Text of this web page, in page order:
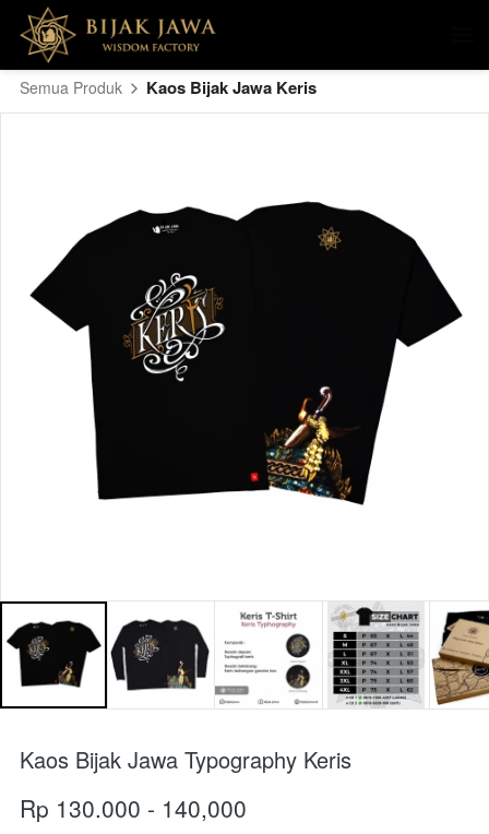
Semua Produk Kaos Bijak Jawa Keris
Kaos Bijak Jawa Typography Keris
Rp 130.000 - 140,000